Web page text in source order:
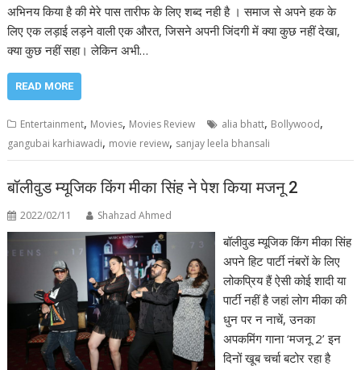
अभिनय किया है की मेरे पास तारीफ के लिए शब्द नही है । समाज से अपने हक के
लिए एक लड़ाई लड़ने वाली एक औरत, जिसने अपनी जिंदगी में क्या कुछ नहीं देखा,
क्या कुछ नहीं सहा। लेकिन अभी…
READ MORE
Entertainment, Movies, Movies Review alia bhatt, Bollywood,
gangubai karhiawadi, movie review, sanjay leela bhansali
बॉलीवुड म्यूजिक किंग मीका सिंह ने पेश किया मजनू 2
2022/02/11 Shahzad Ahmed
बॉलीवुड म्यूजिक किंग मीका सिंह
अपने हिट पार्टी नंबरों के लिए
लोकप्रिय हैं ऐसी कोई शादी या
पार्टी नहीं है जहां लोग मीका की
धुन पर न नाचें, उनका
अपकमिंग गाना ‘मजनू 2’ इन
दिनों खूब चर्चा बटोर रहा है